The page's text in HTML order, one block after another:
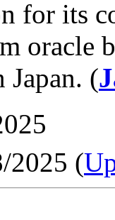
for its
oracle
(
2025 (